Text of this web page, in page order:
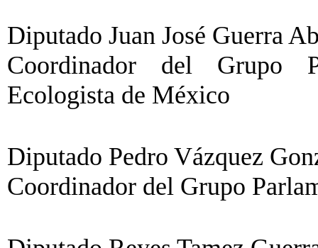
Diputado Juan José Guerra
Coordinador del Grupo
Ecologista de México
Diputado Pedro Vázquez
Coordinador del Grupo